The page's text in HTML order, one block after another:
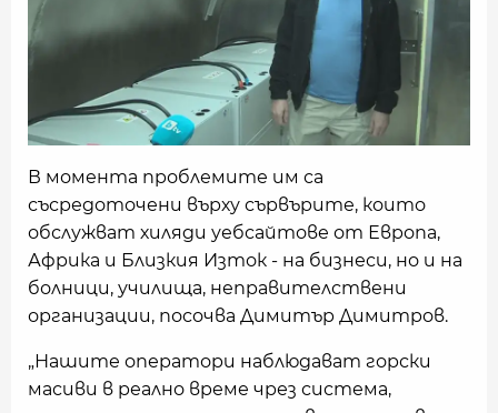
В момента проблемите им са
съсредоточени върху сървърите, които
обслужват хиляди уебсайтове от Европа,
Африка и Близкия Изток - на бизнеси, но и на
болници, училища, неправителствени
организации, посочва Димитър Димитров.
„Нашите оператори наблюдават горски
масиви в реално време чрез система,